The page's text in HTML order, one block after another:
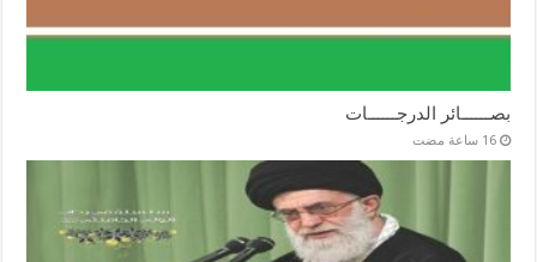
بصــــــائر الدرجــــــات
‏16 ساعة مضت